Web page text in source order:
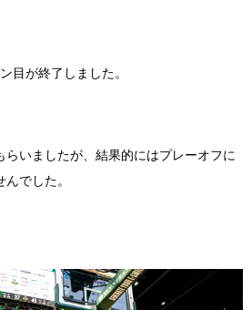
目が終了しました。
らいましたが、結果的にはプレーオフに
でした。